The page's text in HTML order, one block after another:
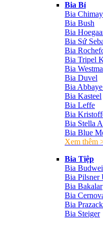
Bia Bỉ
Bia Chimay
Bia Bush
Bia
Bia Sứ
Bia
Bia Tripel
Bia
Bia Duvel
Bia
Bia Kasteel
Bia Leffe
Bia
Bia Stella
Bia Blue
Xem thêm
Bia Tiệp
Bia
Bia Pilsner
Bia Bakalar
Bia
Bia
Bia Steiger